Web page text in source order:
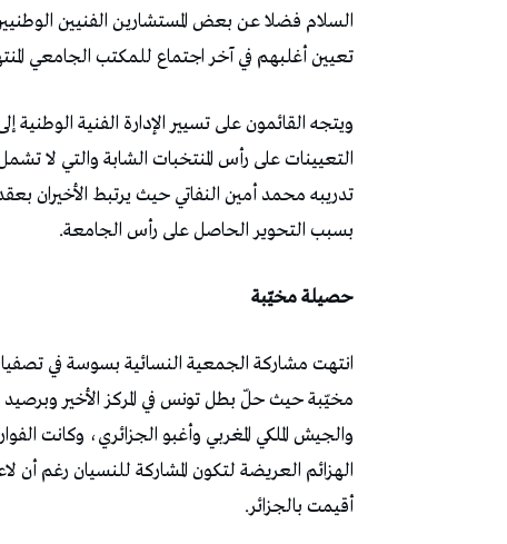
السلام فضلا عن بعض المستشارين الفنيين
تعيين أغلبهم في آخر اجتماع للمكتب الجامعي
ويتجه القائمون على تسيير الإدارة الفنية
تدريبه محمد أمين النفاتي حيث يرتبط الأخيران
بسبب التحوير الحاصل على رأس الجامعة.
حصيلة مخيّبة
انتهت مشاركة الجمعية النسائية بسوسة في
مخيّبة حيث حلّ بطل تونس في المركز الأخير
والجيش الملكي المغربي وأغبو الجزائري، وكانت
الهزائم العريضة لتكون المشاركة للنسيان رغم
أقيمت بالجزائر.